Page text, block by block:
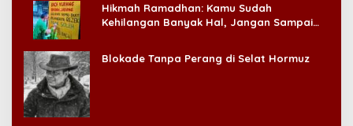
Hikmah Ramadhan: Kamu Sudah
Kehilangan Banyak Hal, Jangan Sampai
Blokade Tanpa Perang di Selat Hormuz